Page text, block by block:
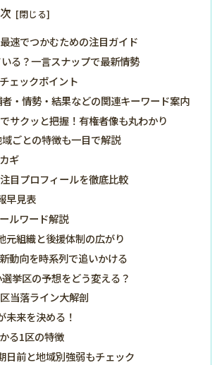
速でつかむための注目ガイド
る？一言スナップで最新情勢
ェックポイント
・情勢・結果などの関連キーワード案内
サクッと把握！有権者像も丸わかり
ごとの特徴も一目で解説
ギ
目プロフィールを徹底比較
早見表
ルワード解説
元組織と後援体制の広がり
動向を時系列で追いかける
挙区の予想をどう変える？
当落ライン大解剖
未来を決める！
る1区の特徴
日前と地域別強弱もチェック